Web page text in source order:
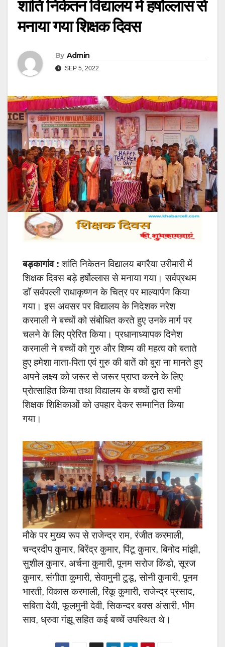
शांति निकेतन विद्यालय में हर्षोल्लास से
मनाया गया शिक्षक दिवस
By Admin
SEP 5, 2022
बड़कागांव :शांति निकेतन विद्यालय बगरैया उरीमारी में
शिक्षक दिवस बड़े हर्षोल्लास से मनाया गया। सर्वप्रथम
डॉ सर्वपल्ली राधाकृष्णन के चित्र पर माल्यार्पण किया
गया। इस अवसर पर विद्यालय के निदेशक नरेश
करमाली ने बच्चों को संबोधित करते हुए उनके मार्ग पर
चलने के लिए प्रेरित किया। प्रधानाध्यापक दिनेश
करमाली ने बच्चों को गुरु और शिष्य की महत्व को बताते
हुए हमेशा माता-पिता एवं गुरु की बातें को बुरा ना मानते हुए
अपने लक्ष्य को जरूर से जरूर प्राप्त करने के लिए
प्रोत्साहित किया तथा विद्यालय के बच्चों द्वारा सभी
शिक्षक शिक्षिकाओं को उपहार देकर सम्मानित किया
गया।
मौके पर मुख्य रूप से राजेन्द्र राम, रंजीत करमाली,
चन्द्रदीप कुमार, बिरेंद्र कुमार, पिंटू कुमार, बिनोद मांझी,
सुशील कुमार, अर्चना कुमारी, पूनम सरोज किंडो, सूरज
कुमार, संगीता कुमारी, सेवामुनी टुडू, सोनी कुमारी, पूनम
भारती, विकास करमाली, रिंकू कुमारी, राजेन्द्र प्रसाद,
सबिता देवी, फूलमुनी देवी, सिकन्दर बक्स अंसारी, भीम
साव, ध्रुवा गंझू सहित कई बच्चें उपस्थित थे।